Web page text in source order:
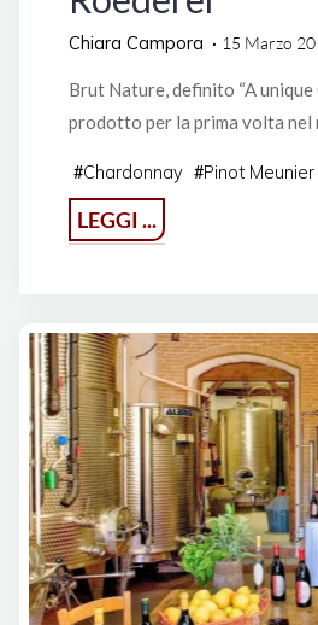
Chiara Campora 15 Marzo
Brut Nature, definito “A unique
prodotto per la prima volta nel
#Chardonnay #Pinot Meunier
LEGGI ...
Brut
Starck’
Millésimé
2009
Louis
Roederer"